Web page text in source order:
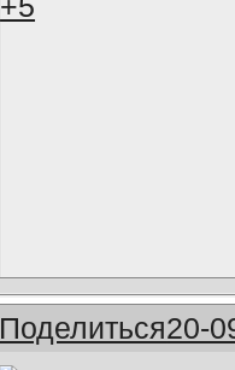
Поделиться20-